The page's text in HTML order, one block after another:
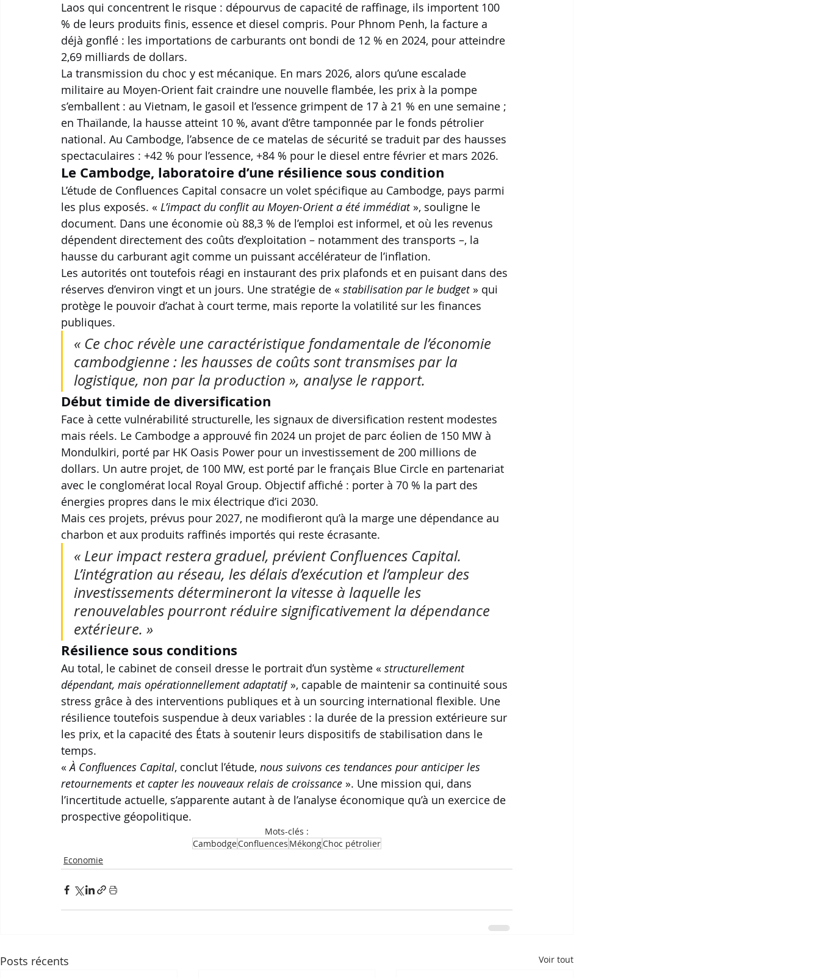
Laos qui concentrent le risque : dépourvus de capacité de raffinage, ils importent 100
% de leurs produits finis, essence et diesel compris. Pour Phnom Penh, la facture a
déjà gonflé : les importations de carburants ont bondi de 12 % en 2024, pour atteindre
2,69 milliards de dollars.
La transmission du choc y est mécanique. En mars 2026, alors qu’une escalade
militaire au Moyen-Orient fait craindre une nouvelle flambée, les prix à la pompe
s’emballent : au Vietnam, le gasoil et l’essence grimpent de 17 à 21 % en une semaine ;
en Thaïlande, la hausse atteint 10 %, avant d’être tamponnée par le fonds pétrolier
national. Au Cambodge, l’absence de ce matelas de sécurité se traduit par des hausses
spectaculaires : +42 % pour l’essence, +84 % pour le diesel entre février et mars 2026.
Le Cambodge, laboratoire d’une résilience sous condition
L’étude de Confluences Capital consacre un volet spécifique au Cambodge, pays parmi
les plus exposés. « L’impact du conflit au Moyen-Orient a été immédiat », souligne le
document. Dans une économie où 88,3 % de l’emploi est informel, et où les revenus
dépendent directement des coûts d’exploitation – notamment des transports –, la
hausse du carburant agit comme un puissant accélérateur de l’inflation.
Les autorités ont toutefois réagi en instaurant des prix plafonds et en puisant dans des
réserves d’environ vingt et un jours. Une stratégie de « stabilisation par le budget » qui
protège le pouvoir d’achat à court terme, mais reporte la volatilité sur les finances
publiques.
« Ce choc révèle une caractéristique fondamentale de l’économie
cambodgienne : les hausses de coûts sont transmises par la
logistique, non par la production », analyse le rapport.
Début timide de diversification
Face à cette vulnérabilité structurelle, les signaux de diversification restent modestes
mais réels. Le Cambodge a approuvé fin 2024 un projet de parc éolien de 150 MW à
Mondulkiri, porté par HK Oasis Power pour un investissement de 200 millions de
dollars. Un autre projet, de 100 MW, est porté par le français Blue Circle en partenariat
avec le conglomérat local Royal Group. Objectif affiché : porter à 70 % la part des
énergies propres dans le mix électrique d’ici 2030.
Mais ces projets, prévus pour 2027, ne modifieront qu’à la marge une dépendance au
charbon et aux produits raffinés importés qui reste écrasante.
« Leur impact restera graduel, prévient Confluences Capital.
L’intégration au réseau, les délais d’exécution et l’ampleur des
investissements détermineront la vitesse à laquelle les
renouvelables pourront réduire significativement la dépendance
extérieure. »
Résilience sous conditions
Au total, le cabinet de conseil dresse le portrait d’un système « structurellement
dépendant, mais opérationnellement adaptatif », capable de maintenir sa continuité sous
stress grâce à des interventions publiques et à un sourcing international flexible. Une
résilience toutefois suspendue à deux variables : la durée de la pression extérieure sur
les prix, et la capacité des États à soutenir leurs dispositifs de stabilisation dans le
temps.
« À Confluences Capital, conclut l’étude, nous suivons ces tendances pour anticiper les
retournements et capter les nouveaux relais de croissance ». Une mission qui, dans
l’incertitude actuelle, s’apparente autant à de l’analyse économique qu’à un exercice de
prospective géopolitique.
Mots-clés :
CambodgeConfluences MékongChoc pétrolier
Economie
Posts récents Voir tout